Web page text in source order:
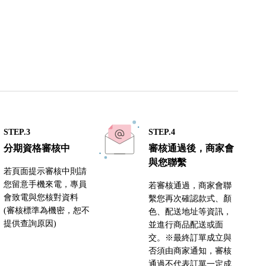
STEP.3
分期資格審核中
若頁面提示審核中則請
您留意手機來電，專員
會致電與您核對資料
(審核標準為機密，恕不
提供查詢原因)
STEP.4
審核通過後，商家會
與您聯繫
若審核通過，商家會聯
繫您再次確認款式、顏
色、配送地址等資訊，
並進行商品配送或面
交。※最終訂單成立與
否須由商家通知，審核
通過不代表訂單一定成